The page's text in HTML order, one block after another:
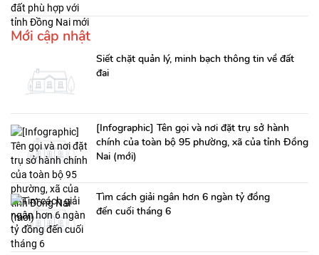
Mới cập nhật
Siết chặt quản lý, minh bạch thông tin về đất
đai
[Infographic] Tên gọi và nơi đặt trụ sở hành
chính của toàn bộ 95 phường, xã của tỉnh Đồng
Nai (mới)
Tìm cách giải ngân hơn 6 ngàn tỷ đồng
đến cuối tháng 6